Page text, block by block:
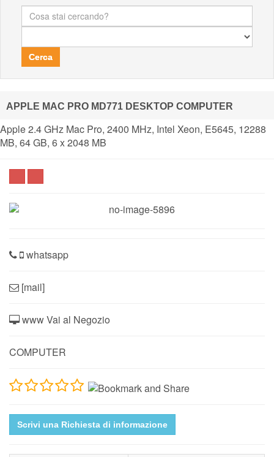
Cerca
APPLE MAC PRO MD771 DESKTOP COMPUTER
Apple 2.4 GHz Mac Pro, 2400 MHz, Intel Xeon, E5645, 12288
MB, 64 GB, 6 x 2048 MB
whatsapp
[mail]
www Vai al Negozio
COMPUTER
Scrivi una Richiesta di informazione